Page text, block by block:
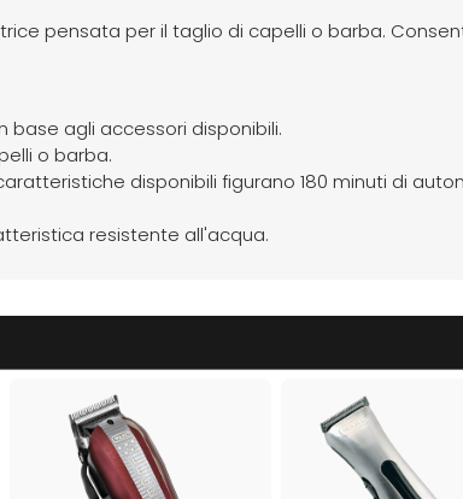
pensata per il taglio di capelli o barba.
base agli accessori disponibili.
o barba.
disponibili figurano 180 minuti di
resistente all'acqua.